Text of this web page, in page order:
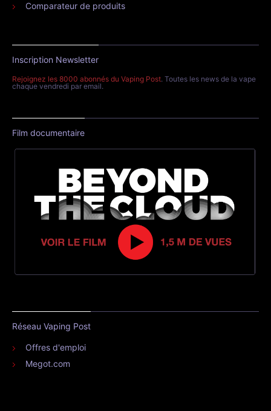
Comparateur de produits
Inscription Newsletter
Rejoignez les 8000 abonnés du Vaping Post. Toutes les news de la vape
chaque vendredi par email.
Film documentaire
Réseau Vaping Post
Offres d'emploi
Megot.com